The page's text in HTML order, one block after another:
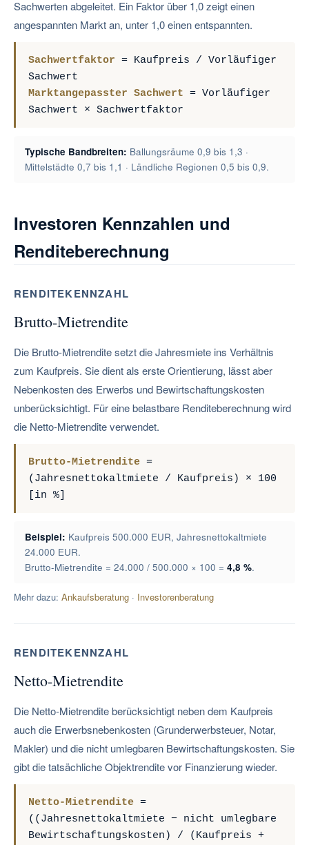
Sachwerten abgeleitet. Ein Faktor über 1,0 zeigt einen
angespannten Markt an, unter 1,0 einen entspannten.
Sachwertfaktor = Kaufpreis / Vorläufiger
Sachwert
Marktangepasster Sachwert = Vorläufiger
Sachwert × Sachwertfaktor
Typische Bandbreiten: Ballungsräume 0,9 bis 1,3 ·
Mittelstädte 0,7 bis 1,1 · Ländliche Regionen 0,5 bis 0,9.
Investoren Kennzahlen und
Renditeberechnung
RENDITEKENNZAHL
Brutto-Mietrendite
Die Brutto-Mietrendite setzt die Jahresmiete ins Verhältnis
zum Kaufpreis. Sie dient als erste Orientierung, lässt aber
Nebenkosten des Erwerbs und Bewirtschaftungskosten
unberücksichtigt. Für eine belastbare Renditeberechnung wird
die Netto-Mietrendite verwendet.
Brutto-Mietrendite =
(Jahresnettokaltmiete / Kaufpreis) × 100
[in %]
Beispiel: Kaufpreis 500.000 EUR, Jahresnettokaltmiete
24.000 EUR.
Brutto-Mietrendite = 24.000 / 500.000 × 100 = 4,8 %.
Mehr dazu: Ankaufsberatung · Investorenberatung
RENDITEKENNZAHL
Netto-Mietrendite
Die Netto-Mietrendite berücksichtigt neben dem Kaufpreis
auch die Erwerbsnebenkosten (Grunderwerbsteuer, Notar,
Makler) und die nicht umlegbaren Bewirtschaftungskosten. Sie
gibt die tatsächliche Objektrendite vor Finanzierung wieder.
Netto-Mietrendite =
((Jahresnettokaltmiete − nicht umlegbare
Bewirtschaftungskosten) / (Kaufpreis +